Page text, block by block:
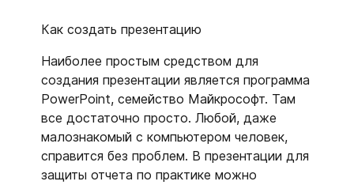
Как создать презентацию
Наиболее простым средством для
создания презентации является программа
PowerPoint, семейство Майкрософт. Там
все достаточно просто. Любой, даже
малознакомый с компьютером человек,
справится без проблем. В презентации для
защиты отчета по практике можно